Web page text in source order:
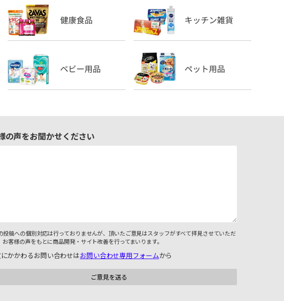
の声をお聞かせください
投稿への個別対応は行っておりませんが、頂いたご意見はスタッフがすべて拝見させていただ
お客様の声をもとに商品開発・サイト改善を行ってまいります。
かかわるお問い合わせはお問い合わせ専用フォームから